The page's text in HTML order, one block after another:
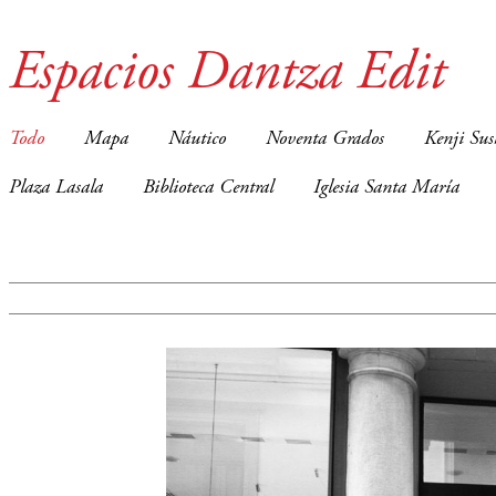
Espacios Dantza Edit
Todo Mapa Náutico Noventa Grados Kenji
Plaza Lasala Biblioteca Central Iglesia Santa María